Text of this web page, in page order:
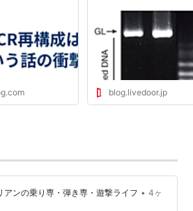
blog.livedoor.jp
アンの乗り専・弾き専・遊撃ライフ • 4ヶ